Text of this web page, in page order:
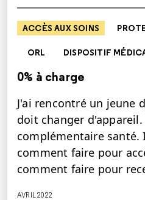
ACCÈS AUX SOINS
ORL DISPOSITIF
0% à charge
J'ai rencontré un jeune
doit changer
complémentaire santé.
comment faire pour
comment faire pour
AVRIL 2022